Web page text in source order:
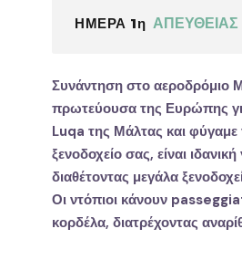
ΗΜΕΡΑ 1η ΑΠΕΥΘΕΙΑΣ
Συνάντηση στο αεροδρόμιο
πρωτεύουσα της Ευρώπης
Luqa της Μάλτας και φύγαμε
ξενοδοχείο σας, είναι
διαθέτοντας μεγάλα
Οι ντόπιοι κάνουν
κορδέλα, διατρέχοντας